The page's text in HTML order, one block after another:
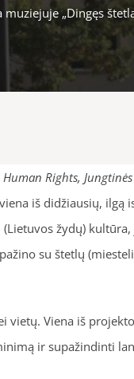
„Dingęs
Rights,
iš didžiausių, ilgą
žydų)
su štetlų
Viena iš
ir supažindinti